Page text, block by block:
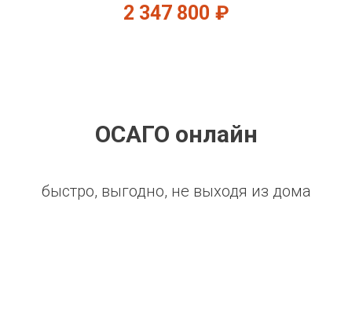
2 347 800 ₽
ОСАГО онлайн
быстро, выгодно, не выходя из дома